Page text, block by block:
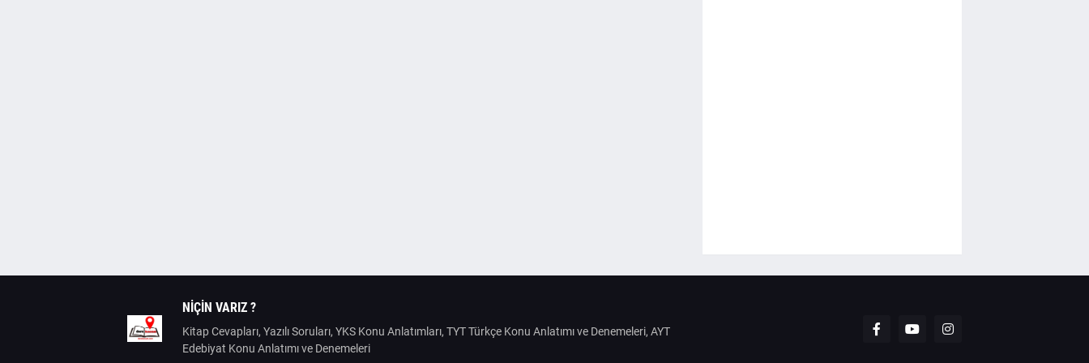
NIÇIN VARIZ ?
Kitap Cevapları, Yazılı Soruları, YKS Konu Anlatımları, TYT Türkçe Konu Anlatımı ve Denemeleri, AYT
Edebiyat Konu Anlatımı ve Denemeleri